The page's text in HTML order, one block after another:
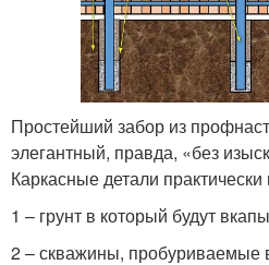
Простейший забор из
элегантный, правда, «без
Каркасные детали
1 – грунт в который будут
2 – скважины, пробуриваемые